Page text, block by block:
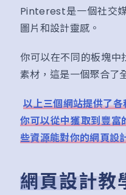
Pinterest是一個社交
圖片和設計靈感。
你可以在不同的板塊
素材，這是一個聚合了
以上三個網站提供了
你可以從中獲取到豐富
些資源能對你的網頁設
網頁設計教